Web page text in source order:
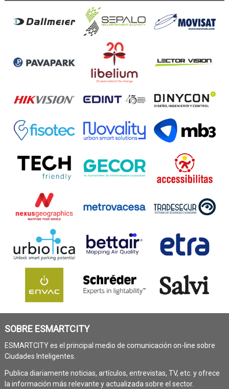
SOBRE ESMARTCITY
ESMARTCITY es el principal medio de comunicación on-line sobre
Ciudades Inteligentes.
Publica diariamente noticias, artículos, entrevistas, TV, etc. y ofrece
la información más relevante y actualizada sobre el sector.